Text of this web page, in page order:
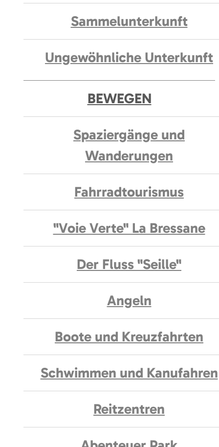
Sammelunterkunft
Ungewöhnliche Unterkunft
BEWEGEN
Spaziergänge und
Wanderungen
Fahrradtourismus
"Voie Verte" La Bressane
Der Fluss "Seille"
Angeln
Boote und Kreuzfahrten
Schwimmen und Kanufahren
Reitzentren